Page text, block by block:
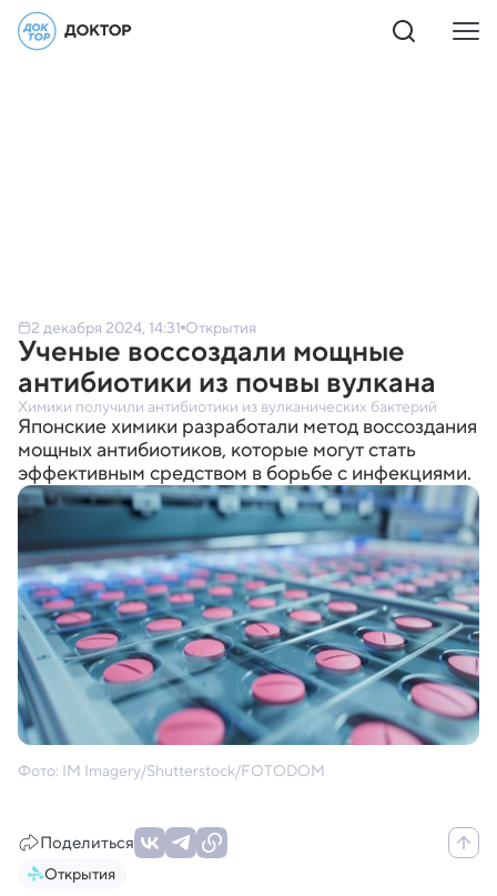
2 декабря 2024, 14:31 Открытия
Ученые воссоздали мощные
антибиотики из почвы вулкана
Химики получили антибиотики из вулканических бактерий
Японские химики разработали метод воссоздания
мощных антибиотиков, которые могут стать
эффективным средством в борьбе с инфекциями.
Фото: IM Imagery/Shutterstock/FOTODOM
Поделиться
Открытия